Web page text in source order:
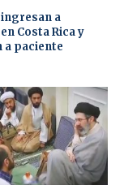
a
Costa Rica y
a paciente